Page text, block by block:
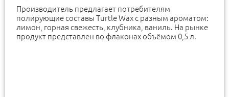
Производитель предлагает потребителям
полирующие составы Turtle Wax с разным ароматом:
лимон, горная свежесть, клубника, ваниль. На рынке
продукт представлен во флаконах объёмом 0,5 л.